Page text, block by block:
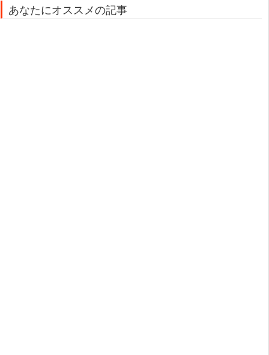
あなたにオススメの記事